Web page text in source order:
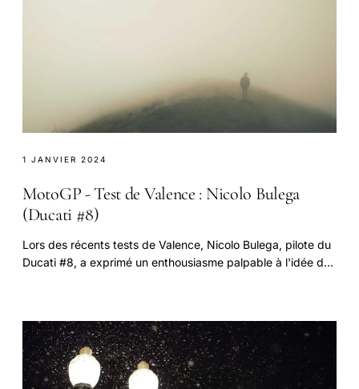
1 JANVIER 2024
MotoGP - Test de Valence : Nicolo Bulega
(Ducati #8)
Lors des récents tests de Valence, Nicolo Bulega, pilote du
Ducati #8, a exprimé un enthousiasme palpable à l'idée de